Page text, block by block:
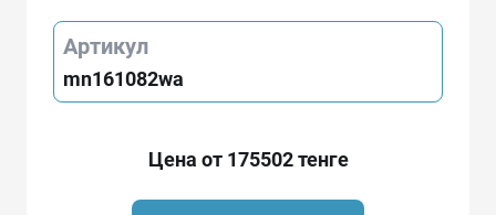
Артикул
mn161082wa
Цена от 175502 тенге